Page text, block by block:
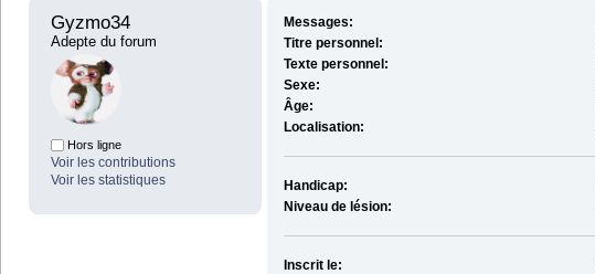
Gyzmo34
Adepte du forum
Hors ligne
Voir les contributions
Voir les statistiques
Messages:
Titre personnel:
Texte personnel:
Sexe:
Âge:
Localisation:
Handicap:
Niveau de lésion:
Inscrit le: